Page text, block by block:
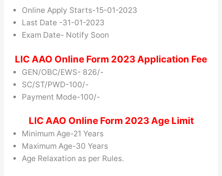
Online Apply Starts-15-01-2023
Last Date -31-01-2023
Exam Date- Notify Soon
LIC AAO Online Form 2023 Application Fee
GEN/OBC/EWS- 826/-
SC/ST/PWD-100/-
Payment Mode-100/-
LIC AAO Online Form 2023 Age Limit
Minimum Age-21 Years
Maximum Age-30 Years
Age Relaxation as per Rules.